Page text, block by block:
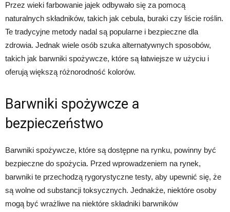
Przez wieki farbowanie jajek odbywało się za pomocą
naturalnych składników, takich jak cebula, buraki czy liście roślin.
Te tradycyjne metody nadal są popularne i bezpieczne dla
zdrowia. Jednak wiele osób szuka alternatywnych sposobów,
takich jak barwniki spożywcze, które są łatwiejsze w użyciu i
oferują większą różnorodność kolorów.
Barwniki spożywcze a
bezpieczeństwo
Barwniki spożywcze, które są dostępne na rynku, powinny być
bezpieczne do spożycia. Przed wprowadzeniem na rynek,
barwniki te przechodzą rygorystyczne testy, aby upewnić się, że
są wolne od substancji toksycznych. Jednakże, niektóre osoby
mogą być wrażliwe na niektóre składniki barwników